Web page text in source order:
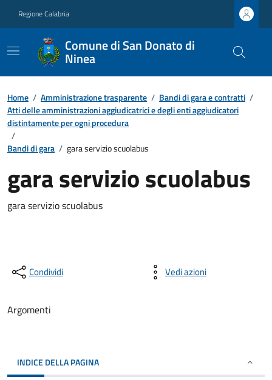
Regione Calabria
Comune di San Donato di
Ninea
Home / Amministrazione trasparente / Bandi di gara e contratti /
Atti delle amministrazioni aggiudicatrici e degli enti aggiudicatori
distintamente per ogni procedura
/
Bandi di gara / gara servizio scuolabus
gara servizio scuolabus
gara servizio scuolabus
Condividi Vedi azioni
Argomenti
INDICE DELLA PAGINA